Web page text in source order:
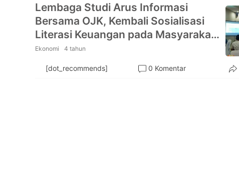
Lembaga Studi Arus Informasi
Bersama OJK, Kembali Sosialisasi
Literasi Keuangan pada Masyarakat
Sumenep
Ekonomi 4 tahun
[dot_recommends] 0 Komentar